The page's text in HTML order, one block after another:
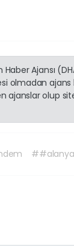
Haber Ajansı
olmadan ajans
ajanslar olup